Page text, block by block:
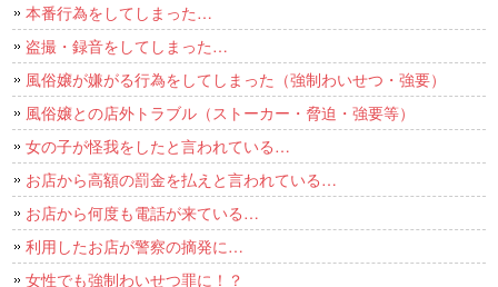
本番行為をしてしまった…
盗撮・録音をしてしまった…
風俗嬢が嫌がる行為をしてしまった（強制わいせつ・強要）
風俗嬢との店外トラブル（ストーカー・脅迫・強要等）
女の子が怪我をしたと言われている…
お店から高額の罰金を払えと言われている…
お店から何度も電話が来ている…
利用したお店が警察の摘発に…
女性でも強制わいせつ罪に！？